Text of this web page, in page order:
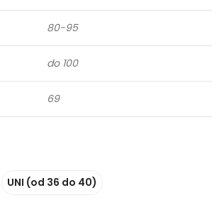
80-95
do 100
69
UNI (od 36 do 40)